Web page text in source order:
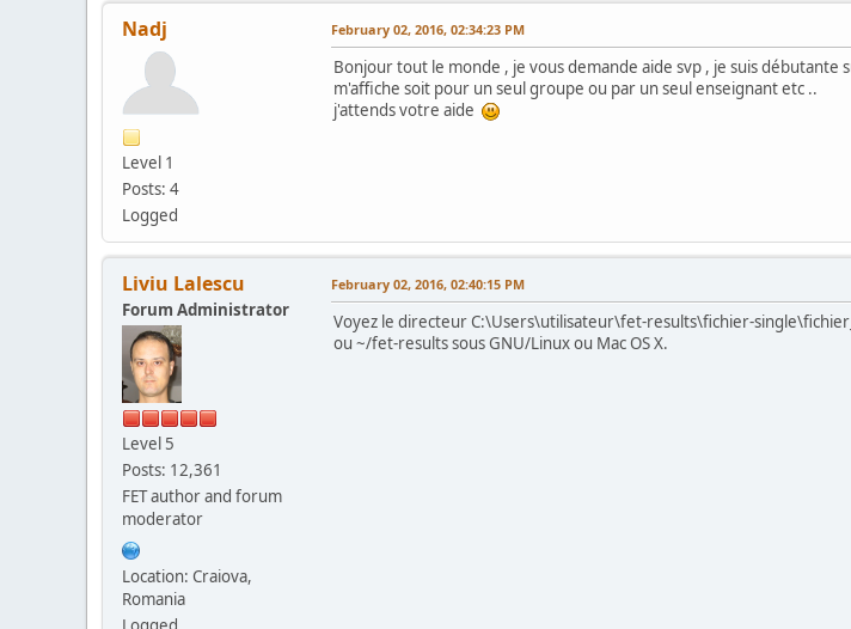
Nadj
Level 1
Posts: 4
Logged
February 02, 2016, 02:34:23 PM
Bonjour tout le monde , je vous demande aide svp , je suis
m'affiche soit pour un seul groupe ou par un seul enseignant etc ..
j'attends votre aide
Liviu Lalescu
Forum Administrator
Level 5
Posts: 12,361
FET author and forum
moderator
Location: Craiova,
Romania
February 02, 2016, 02:40:15 PM
Voyez le directeur C:\Users\utilisateur\fet-results\fichier-
ou ~/fet-results sous GNU/Linux ou Mac OS X.